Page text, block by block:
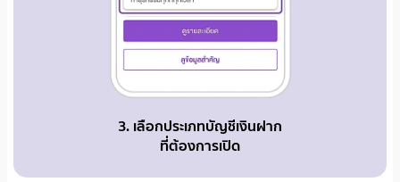
3. เลือกประเภทบัญชีเงินฝาก
ที่ต้องการเปิด